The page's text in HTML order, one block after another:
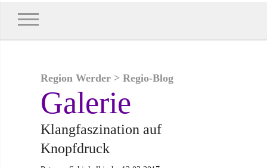
Region Werder > Regio-Blog
Galerie
Klangfaszination auf
Knopfdruck